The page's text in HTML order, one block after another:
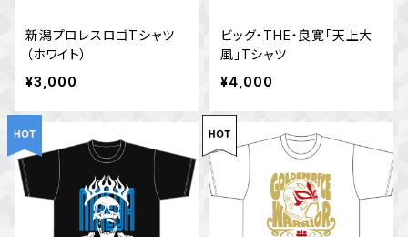
新潟プロレスロゴTシャツ
（ホワイト）
¥3,000
ビッグ・THE・良寛「天上大
風」Tシャツ
¥4,000